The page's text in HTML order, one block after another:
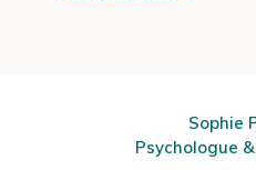
Sophie
Psychologue